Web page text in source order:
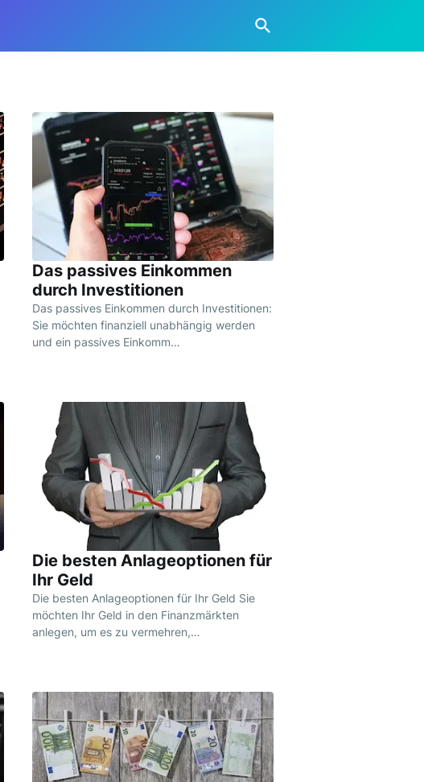
Das passives Einkommen
durch Investitionen
Das passives Einkommen durch Investitionen:
Sie möchten finanziell unabhängig werden
und ein passives Einkomm…
Die besten Anlageoptionen für
Ihr Geld
Die besten Anlageoptionen für Ihr Geld Sie
möchten Ihr Geld in den Finanzmärkten
anlegen, um es zu vermehren,…